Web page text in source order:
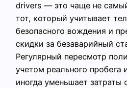
drivers — это чаще не
тот, который учитывает
безопасного вождения и
скидки за безаварийный
Регулярный пересмотр
учетом реального пробега
иногда уменьшает затраты